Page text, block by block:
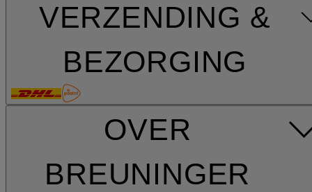
VERZENDING &
BEZORGING
OVER
BREUNINGER